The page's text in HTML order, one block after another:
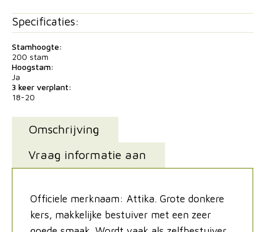
Specificaties:
Stamhoogte:
200 stam
Hoogstam:
Ja
3 keer verplant:
18-20
Omschrijving
Vraag informatie aan
Officiele merknaam: Attika. Grote donkere
kers, makkelijke bestuiver met een zeer